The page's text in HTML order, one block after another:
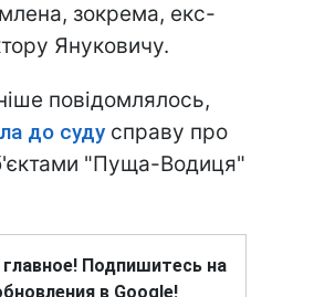
зокрема, екс-
Януковичу.
повідомлялось,
до суду справу про
"Пуща-Водиця"
главное! Подпишитесь на
в Google!